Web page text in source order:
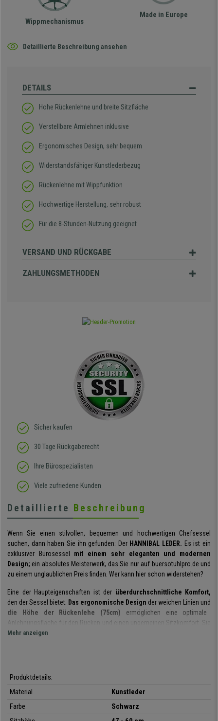
Wippmechanismus
Made in Europe
Detaillierte Beschreibung ansehen
DETAILS
Hohe Rückenlehne und breite Sitzfläche
Verstellbare Armlehnen inklusive
Ergonomisches Design, sehr bequem
Widerstandsfähiger Kunstlederbezug
Rückenlehne mit Wippfunktion
Hochwertige Herstellung, sehr robust
Für die 8-Stunden-Nutzung geeignet
VERSAND UND RÜCKGABE
ZAHLUNGSMETHODEN
Sicher kaufen
30 Tage Rückgaberecht
Ihre Bürospezialisten
Viele zufriedene Kunden
Detaillierte Beschreibung
Wenn Sie einen stilvollen, bequemen und hochwertigen Chefsessel
suchen, dann haben Sie ihn gefunden: Der HANNIBAL LEDER. Es ist ein
exklusiver Bürosessel mit einem sehr eleganten und modernen
Design; ein absolutes Meisterwerk, das Sie nur auf buersotuhlpro.de und
zu einem unglaublichen Preis finden. Wer kann hier schon widerstehen?
Eine der Haupteigenschaften ist der überdurchschnittliche Komfort,
den der Sessel bietet. Das ergonomische Design der weichen Linien und
die Höhe der Rückenlehe (75cm) ermöglichen eine optimale
Anlehnungsfläche für den Rücken und einen ungemeinen Sitzkomfort. Sie
werden den Sessel mehrere Stunden nutzen können, ohne Müdigkeit zu
Sitzkomfort ist somit gewährleistet, genauso wie die lange Haltbarkeit.
Zudem sind
die Armlehnen höhenverstellbar.
Und natürlich ist da noch die
Wippfunktion, die für mehr
Mehr anzeigen
Produktdetails:
Material
Kunstleder
Farbe
Schwarz